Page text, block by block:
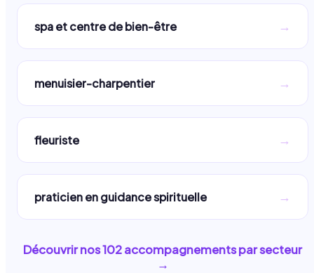
spa et centre de bien-être →
menuisier-charpentier →
fleuriste →
praticien en guidance spirituelle →
Découvrir nos102accompagnements par secteur
→